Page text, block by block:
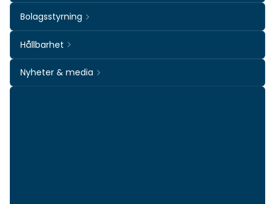
Bolagsstyrning
Hållbarhet
Nyheter & media